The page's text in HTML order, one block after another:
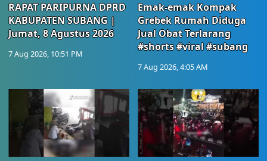
RAPAT PARIPURNA DPRD
KABUPATEN SUBANG |
Jumat, 8 Agustus 2026
7 Aug 2026, 10:51 PM
Emak-emak Kompak
Grebek Rumah Diduga
Jual Obat Terlarang
#shorts #viral #subang
7 Aug 2026, 4:05 AM